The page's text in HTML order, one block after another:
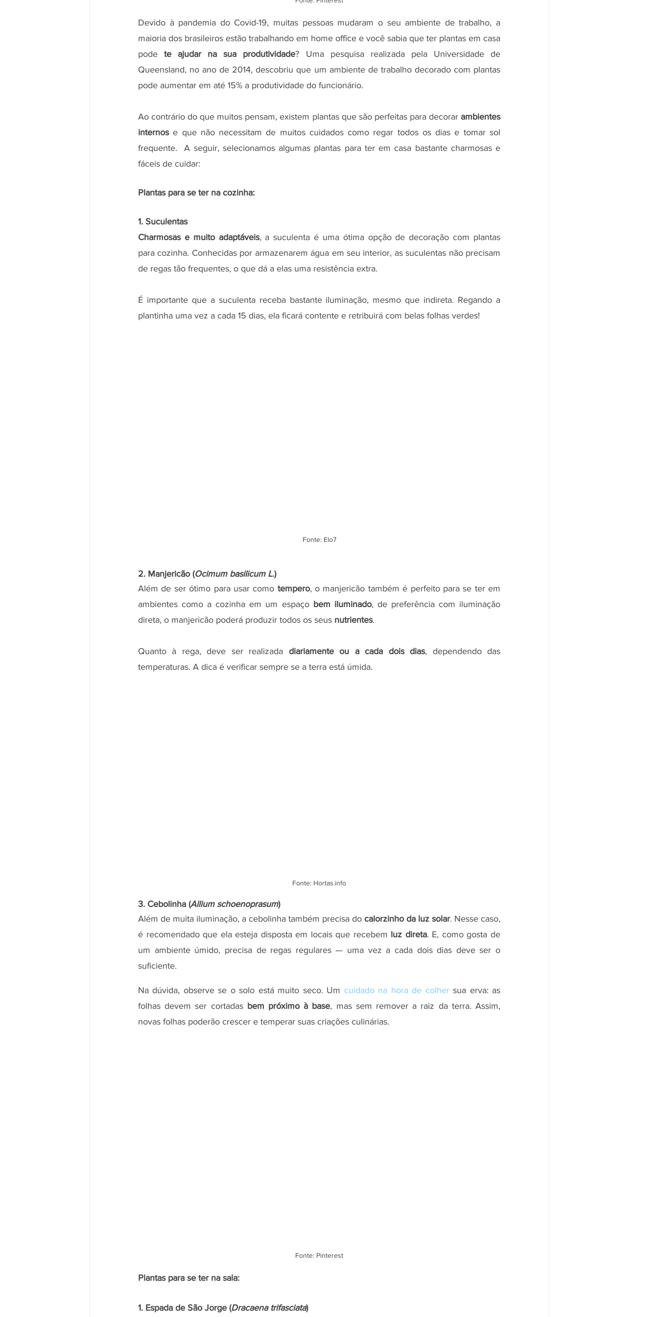
Devido à pandemia do Covid-19, muitas pessoas mudaram o seu ambiente de trabalho, a
maioria dos brasileiros estão trabalhando em home office e você sabia que ter plantas em casa
pode te ajudar na sua produtividade? Uma pesquisa realizada pela Universidade de
Queensland, no ano de 2014, descobriu que um ambiente de trabalho decorado com plantas
pode aumentar em até 15% a produtividade do funcionário.
Ao contrário do que muitos pensam, existem plantas que são perfeitas para decorar ambientes
internos e que não necessitam de muitos cuidados como regar todos os dias e tomar sol
frequente.  A seguir, selecionamos algumas plantas para ter em casa bastante charmosas e
fáceis de cuidar:
Plantas para se ter na cozinha:
1. Suculentas
Charmosas e muito adaptáveis, a suculenta é uma ótima opção de decoração com plantas
para cozinha. Conhecidas por armazenarem água em seu interior, as suculentas não precisam
de regas tão frequentes, o que dá a elas uma resistência extra.
É importante que a suculenta receba bastante iluminação, mesmo que indireta. Regando a
plantinha uma vez a cada 15 dias, ela ficará contente e retribuirá com belas folhas verdes!
Fonte: Elo7
2. Manjericão (Ocimum basilicum L.)
Além de ser ótimo para usar como tempero, o manjericão também é perfeito para se ter em
ambientes como a cozinha em um espaço bem iluminado, de preferência com iluminação
direta, o manjericão poderá produzir todos os seus nutrientes.
Quanto à rega, deve ser realizada diariamente ou a cada dois dias, dependendo das
temperaturas. A dica é verificar sempre se a terra está úmida.
Fonte: Hortas.info
3. Cebolinha (Allium schoenoprasum)
Além de muita iluminação, a cebolinha também precisa do calorzinho da luz solar. Nesse caso,
é recomendado que ela esteja disposta em locais que recebem luz direta. E, como gosta de
um ambiente úmido, precisa de regas regulares — uma vez a cada dois dias deve ser o
suficiente.
Na dúvida, observe se o solo está muito seco. Um cuidado na hora de colher sua erva: as
folhas devem ser cortadas bem próximo à base, mas sem remover a raiz da terra. Assim,
novas folhas poderão crescer e temperar suas criações culinárias.
Fonte: Pinterest
Plantas para se ter na sala:
1. Espada de São Jorge (Dracaena trifasciata)